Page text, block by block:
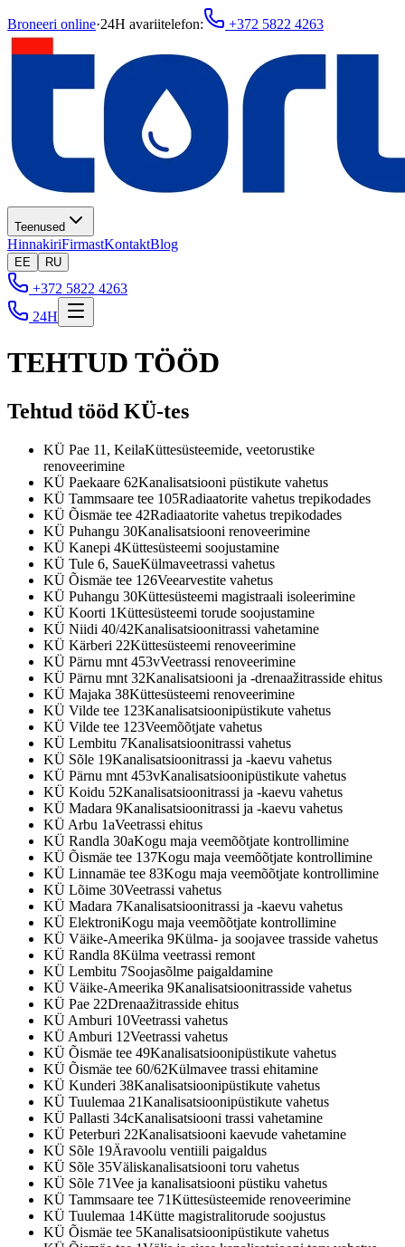
Broneeri online·24H avariitelefon: +372 5822 4263
Teenused
HinnakiriFirmastKontaktBlog
EE RU
+372 5822 4263
24H
TEHTUD TÖÖD
Tehtud tööd KÜ-tes
KÜ Pae 11, KeilaKüttesüsteemide, veetorustike
renoveerimine
KÜ Paekaare 62Kanalisatsiooni püstikute vahetus
KÜ Tammsaare tee 105Radiaatorite vahetus trepikodades
KÜ Õismäe tee 42Radiaatorite vahetus trepikodades
KÜ Puhangu 30Kanalisatsiooni renoveerimine
KÜ Kanepi 4Küttesüsteemi soojustamine
KÜ Tule 6, SaueKülmaveetrassi vahetus
KÜ Õismäe tee 126Veearvestite vahetus
KÜ Puhangu 30Küttesüsteemi magistraali isoleerimine
KÜ Koorti 1Küttesüsteemi torude soojustamine
KÜ Niidi 40/42Kanalisatsioonitrassi vahetamine
KÜ Kärberi 22Küttesüsteemi renoveerimine
KÜ Pärnu mnt 453vVeetrassi renoveerimine
KÜ Pärnu mnt 32Kanalisatsiooni ja -drenaažitrasside ehitus
KÜ Majaka 38Küttesüsteemi renoveerimine
KÜ Vilde tee 123Kanalisatsioonipüstikute vahetus
KÜ Vilde tee 123Veemõõtjate vahetus
KÜ Lembitu 7Kanalisatsioonitrassi vahetus
KÜ Sõle 19Kanalisatsioonitrassi ja -kaevu vahetus
KÜ Pärnu mnt 453vKanalisatsioonipüstikute vahetus
KÜ Koidu 52Kanalisatsioonitrassi ja -kaevu vahetus
KÜ Madara 9Kanalisatsioonitrassi ja -kaevu vahetus
KÜ Arbu 1aVeetrassi ehitus
KÜ Randla 30aKogu maja veemõõtjate kontrollimine
KÜ Õismäe tee 137Kogu maja veemõõtjate kontrollimine
KÜ Linnamäe tee 83Kogu maja veemõõtjate kontrollimine
KÜ Lõime 30Veetrassi vahetus
KÜ Madara 7Kanalisatsioonitrassi ja -kaevu vahetus
KÜ ElektroniKogu maja veemõõtjate kontrollimine
KÜ Väike-Ameerika 9Külma- ja soojavee trasside vahetus
KÜ Randla 8Külma veetrassi remont
KÜ Lembitu 7Soojasõlme paigaldamine
KÜ Väike-Ameerika 9Kanalisatsioonitrasside vahetus
KÜ Pae 22Drenaažitrasside ehitus
KÜ Amburi 10Veetrassi vahetus
KÜ Amburi 12Veetrassi vahetus
KÜ Õismäe tee 49Kanalisatsioonipüstikute vahetus
KÜ Õismäe tee 60/62Külmavee trassi ehitamine
KÜ Kunderi 38Kanalisatsioonipüstikute vahetus
KÜ Tuulemaa 21Kanalisatsioonipüstikute vahetus
KÜ Pallasti 34cKanalisatsiooni trassi vahetamine
KÜ Peterburi 22Kanalisatsiooni kaevude vahetamine
KÜ Sõle 19Äravoolu ventiili paigaldus
KÜ Sõle 35Väliskanalisatsiooni toru vahetus
KÜ Sõle 71Vee ja kanalisatsiooni püstiku vahetus
KÜ Tammsaare tee 71Küttesüsteemide renoveerimine
KÜ Tuulemaa 14Kütte magistralitorude soojustus
KÜ Õismäe tee 5Kanalisatsioonipüstikute vahetus